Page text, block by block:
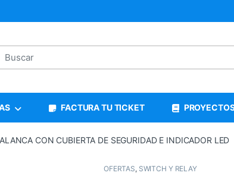
FACTURA TU TICKET
CON CUBIERTA DE SEGURIDAD E INDICADOR LED
OFERTAS, SWITCH Y RELAY